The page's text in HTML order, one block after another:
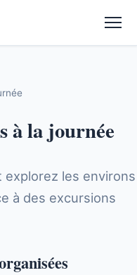
à la journée
les environs
à des excursions